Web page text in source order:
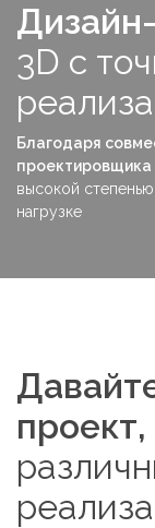
3D с
Благодаря
проектировщика
высокой
нагрузке
проект,